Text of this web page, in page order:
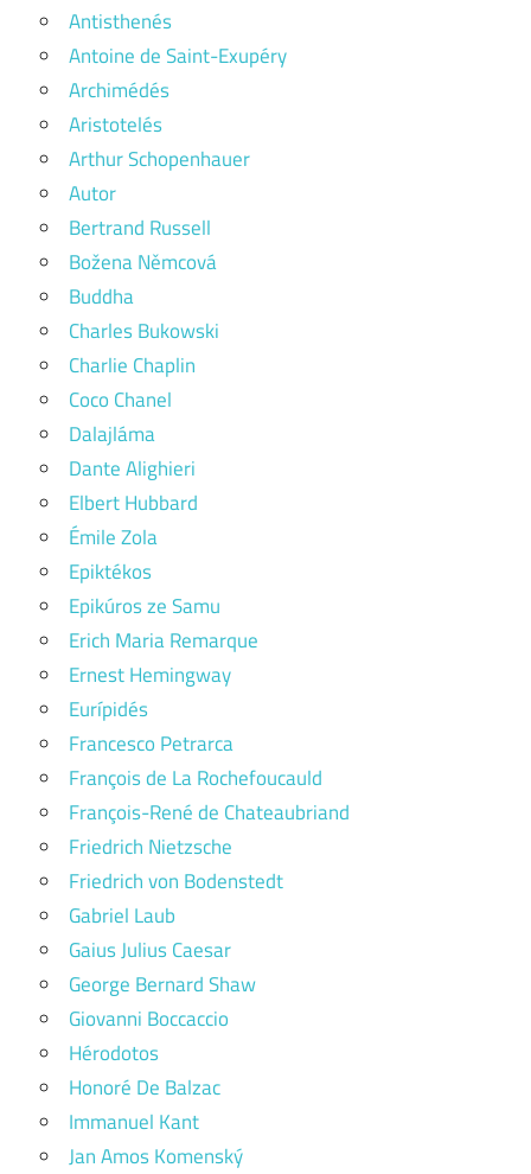
Antisthenés
Antoine de Saint-Exupéry
Archimédés
Aristotelés
Arthur Schopenhauer
Autor
Bertrand Russell
Božena Němcová
Buddha
Charles Bukowski
Charlie Chaplin
Coco Chanel
Dalajláma
Dante Alighieri
Elbert Hubbard
Émile Zola
Epiktékos
Epikúros ze Samu
Erich Maria Remarque
Ernest Hemingway
Eurípidés
Francesco Petrarca
François de La Rochefoucauld
François-René de Chateaubriand
Friedrich Nietzsche
Friedrich von Bodenstedt
Gabriel Laub
Gaius Julius Caesar
George Bernard Shaw
Giovanni Boccaccio
Hérodotos
Honoré De Balzac
Immanuel Kant
Jan Amos Komenský